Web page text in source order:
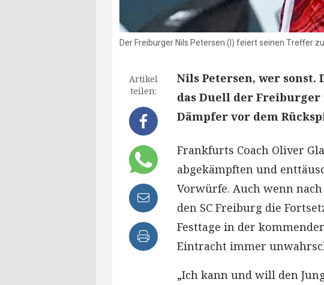
Der Freiburger Nils Petersen (l) feiert seinen Treffer
Artikel
teilen:
Nils Petersen, wer sonst.
das Duell der
Dämpfer vor dem
Frankfurts Coach Oliver
abgekämpften und
Vorwürfe. Auch wenn nach
den SC Freiburg die
Festtage in der
Eintracht immer
„Ich kann und will den